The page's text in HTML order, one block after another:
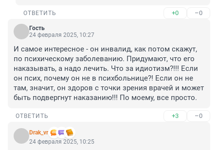
ОТВЕТИТЬ +0 –0
Гость
24 февраля 2025, 10:27
И самое интересное - он инвалид, как потом скажут,
по психическому заболеванию. Придумают, что его
наказывать, а надо лечить. Что за идиотизм?!!! Если
он псих, почему он не в психбольнице?! Если он не
там, значит, он здоров с точки зрения врачей и может
быть подвергнут наказанию!!! По моему, все просто.
ОТВЕТИТЬ +3 –0
Drak_vr
24 февраля 2025, 10:25